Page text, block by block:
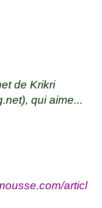
de Krikri
), qui aime...
articl